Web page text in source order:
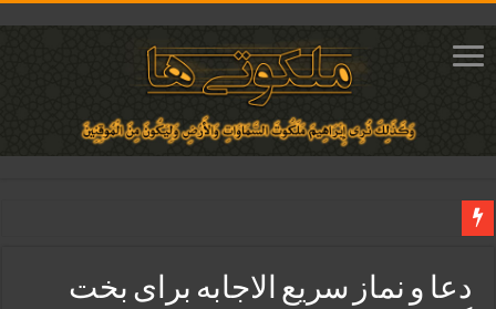
دعای ایجاد عشق و محبت آتشین در قلب معشوق | متن دعا، روش خواندن
دعا و نماز سریع الاجابه برای بخت